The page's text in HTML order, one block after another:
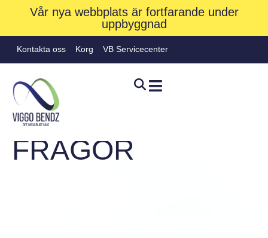
Vår nya webbplats är fortfarande under
uppbyggnad
Kontakta oss Korg VB Servicecenter
VANLIGA
FRÅGOR